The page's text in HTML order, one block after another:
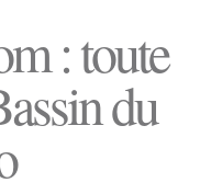
: toute
du